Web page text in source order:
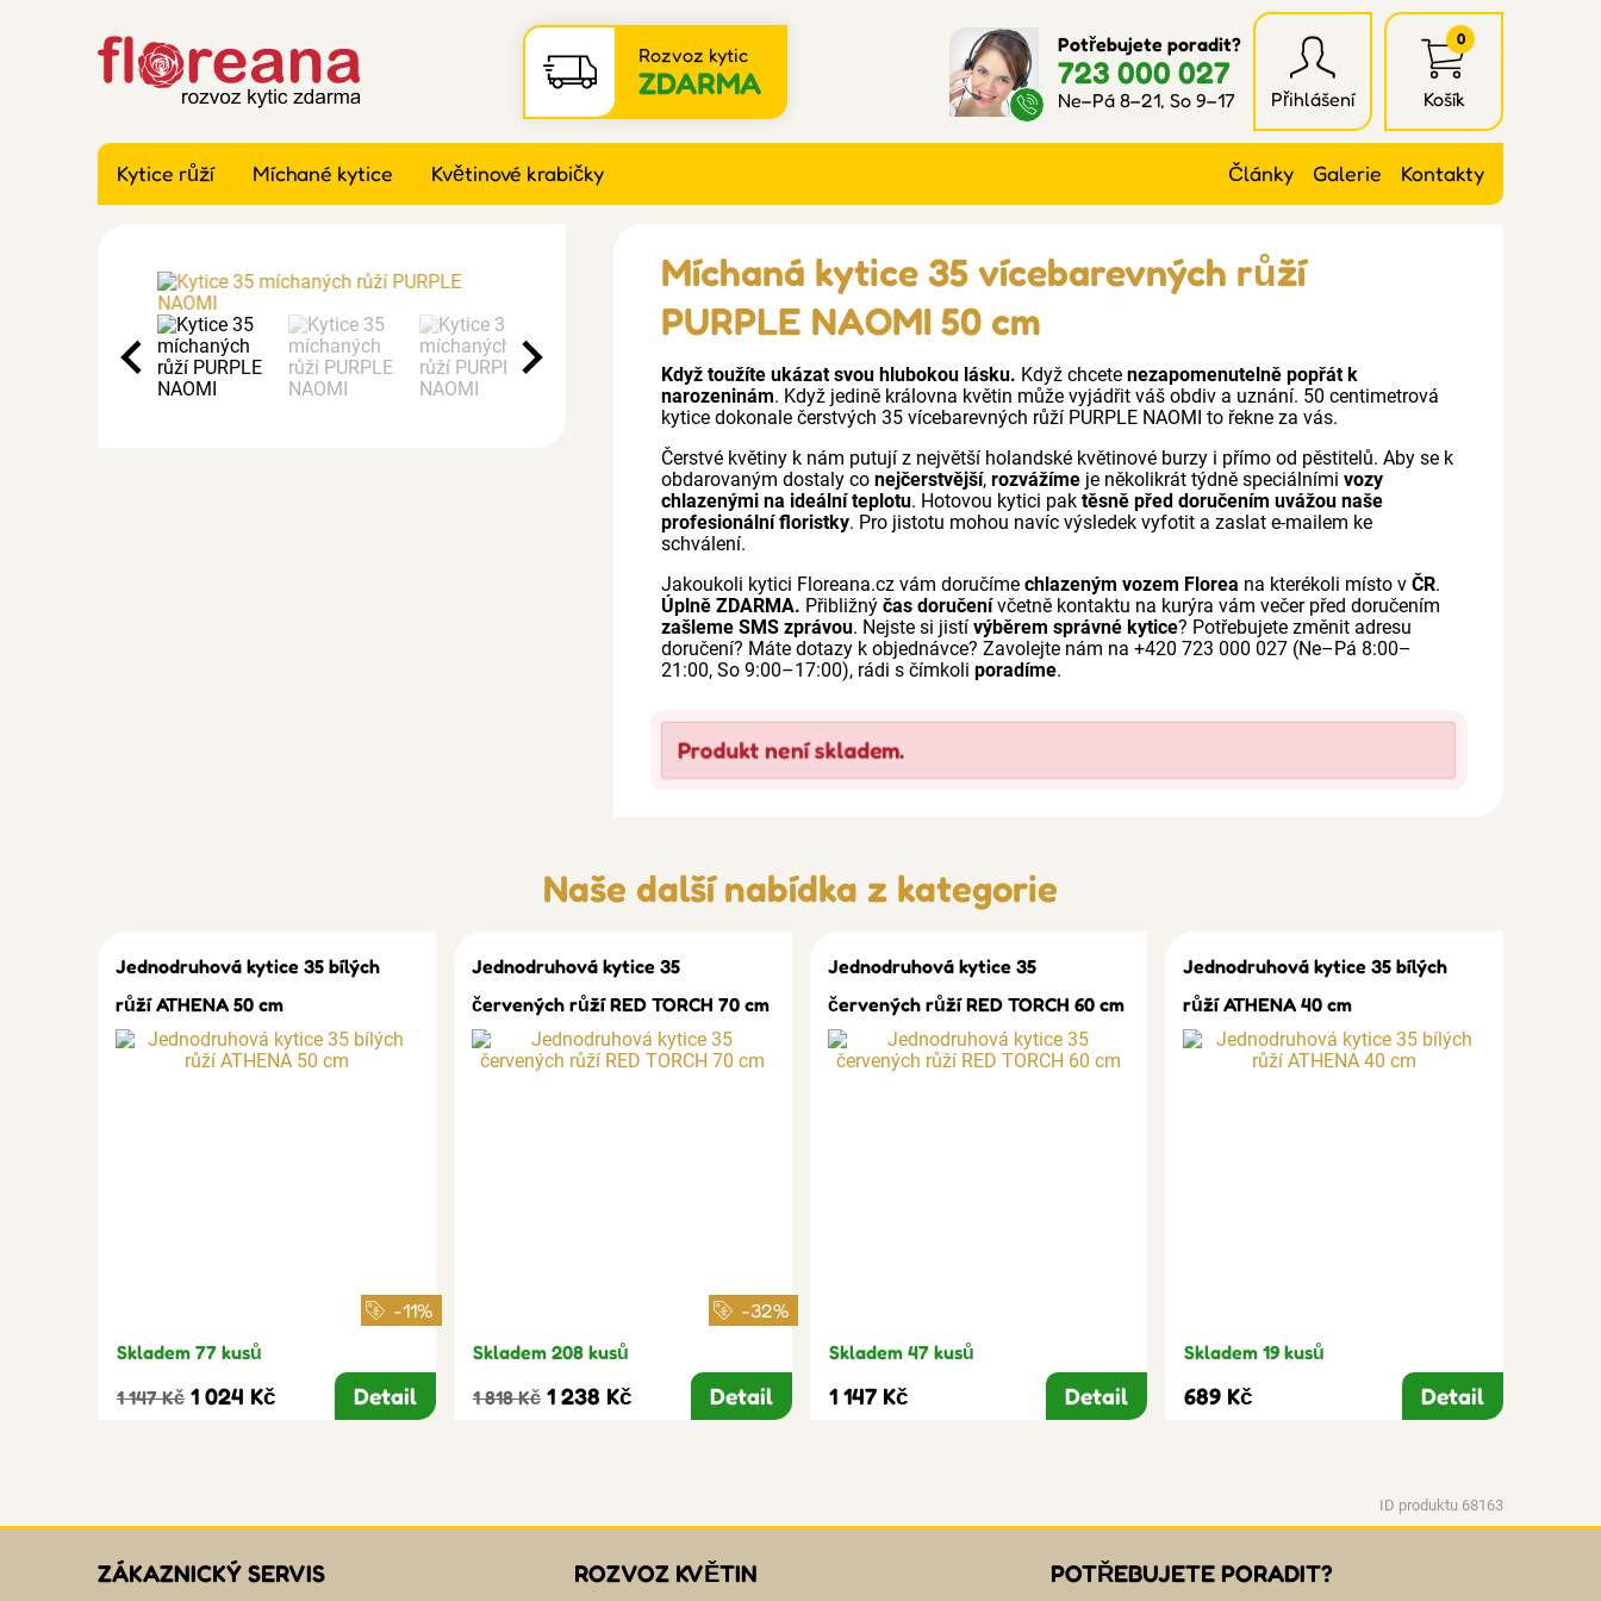
Rozvoz kytic
ZDARMA
Potřebujete poradit?
723 000 027
Ne–Pá 8–21, So 9–17 Přihlášení
0
Košík
Kytice růží Míchané kytice Květinové krabičky Články Galerie Kontakty
Míchaná kytice 35 vícebarevných růží
PURPLE NAOMI 50 cm
Když toužíte ukázat svou hlubokou lásku. Když chcetenezapomenutelně popřát k
narozeninám. Když jedině královna květin může vyjádřit váš obdiv a uznání. 50 centimetrová
kytice dokonale čerstvých 35 vícebarevných růží PURPLE NAOMI to řekne za vás.
Čerstvé květiny k nám putují z největší holandské květinové burzy i přímo od pěstitelů. Aby se k
obdarovaným dostaly conejčerstvější,rozvážíme je několikrát týdně speciálnímivozy
chlazenými na ideální teplotu. Hotovou kytici paktěsně před doručením uvážou naše
profesionální floristky. Pro jistotu mohou navíc výsledek vyfotit a zaslat e-mailem ke
schválení.
Jakoukoli kytici Floreana.cz vám doručímechlazeným vozem Florea na kterékoli místo vČR.
Úplně ZDARMA. Přibližnýčas doručenívčetně kontaktu na kurýra vám večer před doručením
zašleme SMS zprávou. Nejste si jistívýběrem správné kytice? Potřebujete změnit adresu
doručení? Máte dotazy k objednávce? Zavolejte nám na +420 723 000 027 (Ne–Pá 8:00–
21:00, So 9:00–17:00), rádi s čímkoliporadíme.
Produkt není skladem.
Naše další nabídka z kategorie
Jednodruhová kytice 35 bílých
růží ATHENA 50 cm
-11%
Skladem 77 kusů
1 147 Kč 1 024 Kč Detail
Jednodruhová kytice 35
červených růží RED TORCH 70 cm
-32%
Skladem 208 kusů
1 818 Kč 1 238 Kč Detail
Jednodruhová kytice 35
červených růží RED TORCH 60 cm
Skladem 47 kusů
1 147 Kč Detail
Jednodruhová kytice 35 bílých
růží ATHENA 40 cm
Skladem 19 kusů
689 Kč Detail
ID produktu 68163
ZÁKAZNICKÝ SERVIS ROZVOZ KVĚTIN POTŘEBUJETE PORADIT?